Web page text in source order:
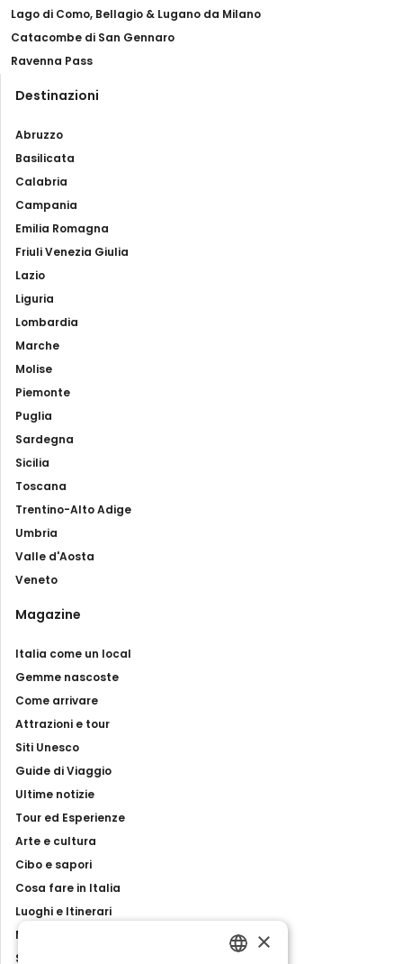
Lago di Como, Bellagio & Lugano da Milano
Catacombe di San Gennaro
Ravenna Pass
Destinazioni
Abruzzo
Basilicata
Calabria
Campania
Emilia Romagna
Friuli Venezia Giulia
Lazio
Liguria
Lombardia
Marche
Molise
Piemonte
Puglia
Sardegna
Sicilia
Toscana
Trentino-Alto Adige
Umbria
Valle d'Aosta
Veneto
Magazine
Italia come un local
Gemme nascoste
Come arrivare
Attrazioni e tour
Siti Unesco
Guide di Viaggio
Ultime notizie
Tour ed Esperienze
Arte e cultura
Cibo e sapori
Cosa fare in Italia
Luoghi e Itinerari
Mostre, eventi e spettacoli
Storie e tradizioni
×